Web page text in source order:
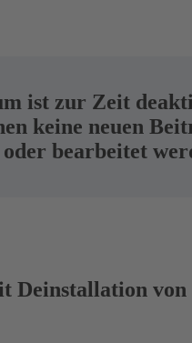
ist zur Zeit
keine neuen
bearbeitet
Deinstallation von